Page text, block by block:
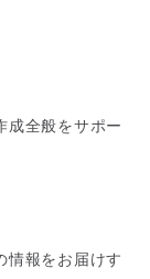
成全般をサポー
情報をお届けす